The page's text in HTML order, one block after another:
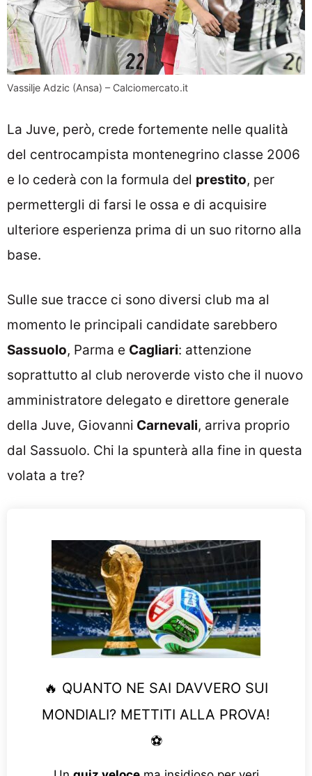
Vassilje Adzic (Ansa) – Calciomercato.it
La Juve, però, crede fortemente nelle qualità
del centrocampista montenegrino classe 2006
e lo cederà con la formula del prestito, per
permettergli di farsi le ossa e di acquisire
ulteriore esperienza prima di un suo ritorno alla
base.
Sulle sue tracce ci sono diversi club ma al
momento le principali candidate sarebbero
Sassuolo, Parma e Cagliari: attenzione
soprattutto al club neroverde visto che il nuovo
amministratore delegato e direttore generale
della Juve, Giovanni Carnevali, arriva proprio
dal Sassuolo. Chi la spunterà alla fine in questa
volata a tre?
🔥 QUANTO NE SAI DAVVERO SUI
MONDIALI? METTITI ALLA PROVA!
⚽